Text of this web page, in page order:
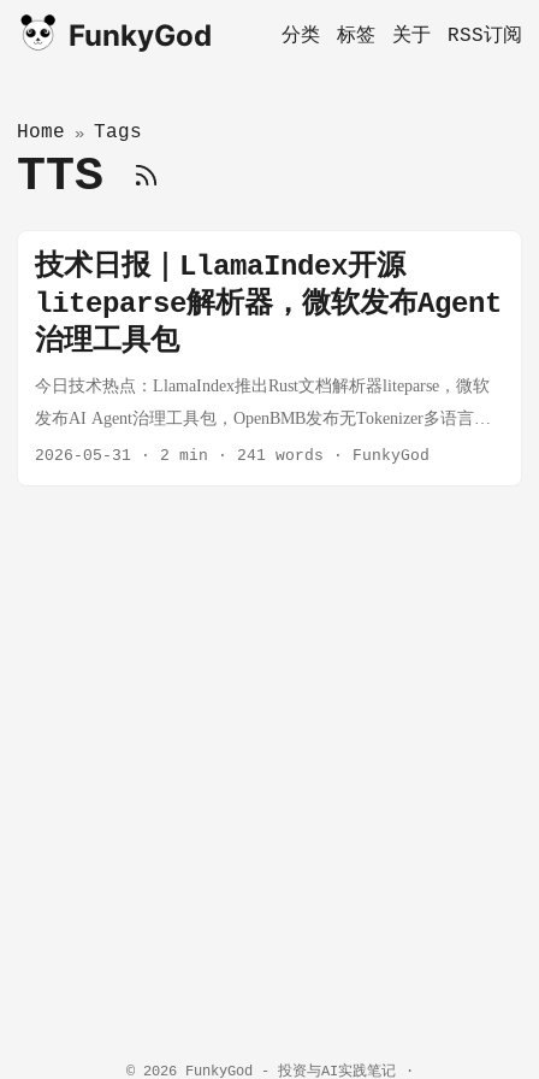
FunkyGod 分类 标签 关于 RSS订阅
Home » Tags
TTS
技术日报｜LlamaIndex开源
liteparse解析器，微软发布Agent
治理工具包
今日技术热点：LlamaIndex推出Rust文档解析器liteparse，微软
发布AI Agent治理工具包，OpenBMB发布无Tokenizer多语言
TTS模型，MoneyPrinterTurbo周增万星，Agent元技能框架
2026-05-31 · 2 min · 241 words · FunkyGod
© 2026 FunkyGod - 投资与AI实践笔记 ·